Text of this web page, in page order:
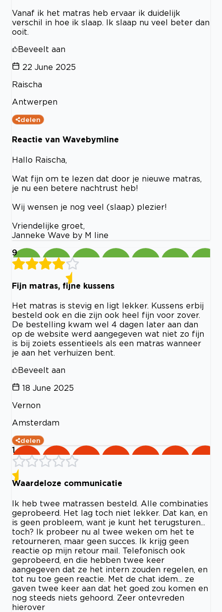
Vanaf ik het matras heb ervaar ik duidelijk
verschil in hoe ik slaap. Ik slaap nu veel beter dan
ooit.
Beveelt aan
22 June 2025
Raischa
Antwerpen
delen
Reactie van Wavebymline
Hallo Raischa,
Wat fijn om te lezen dat door je nieuwe matras,
je nu een betere nachtrust heb!
Wij wensen je nog veel (slaap) plezier!
Vriendelijke groet,
Janneke Wave by M line
9
Fijn matras, fijne kussens
Het matras is stevig en ligt lekker. Kussens erbij
besteld ook en die zijn ook heel fijn voor zover.
De bestelling kwam wel 4 dagen later aan dan
op de website werd aangegeven wat niet zo fijn
is bij zoiets essentieels als een matras wanneer
je aan het verhuizen bent.
Beveelt aan
18 June 2025
Vernon
Amsterdam
delen
1
Waardeloze communicatie
Ik heb twee matrassen besteld. Alle combinaties
geprobeerd. Het lag toch niet lekker. Dat kan, en
is geen probleem, want je kunt het terugsturen...
toch? Ik probeer nu al twee weken om het te
retourneren, maar geen succes. Ik krijg geen
reactie op mijn retour mail. Telefonisch ook
geprobeerd, en die hebben twee keer
aangegeven dat ze het intern zouden regelen, en
tot nu toe geen reactie. Met de chat idem... ze
gaven twee keer aan dat het goed zou komen en
nog steeds niets gehoord. Zeer ontevreden
hierover